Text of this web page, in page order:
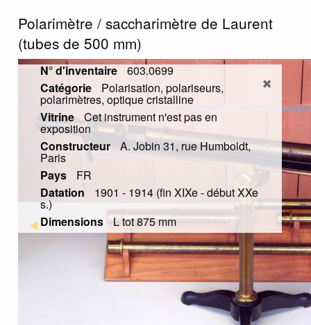
Polarimètre / saccharimètre de Laurent
(tubes de 500 mm)
Previous Slide
◀︎
N° d'inventaire
603.0699
Catégorie
Polarisation, polariseurs,
polarimètres, optique cristalline
Vitrine Cet instrument n'est pas en
exposition
Constructeur
A. Jobin 31, rue Humboldt,
Paris
Pays
FR
Datation
1901 - 1914 (fin XIXe - début XXe
s.)
Dimensions L tot 875 mm